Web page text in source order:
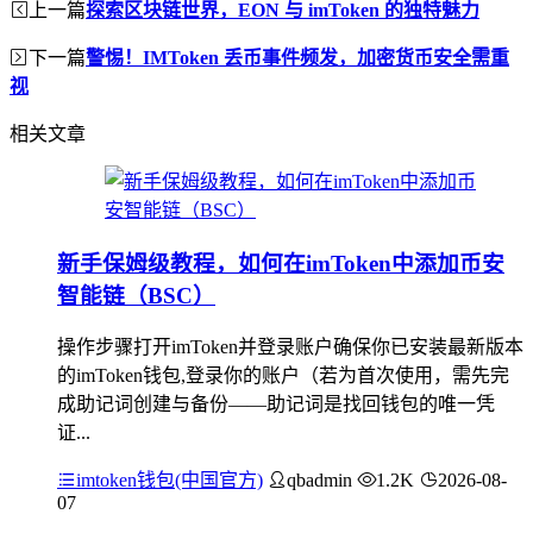
上一篇探索区块链世界，EON 与 imToken 的独特魅力
下一篇警惕！IMToken 丢币事件频发，加密货币安全需重
视
相关文章
新手保姆级教程，如何在imToken中添加币安
智能链（BSC）
操作步骤打开imToken并登录账户确保你已安装最新版本
的imToken钱包,登录你的账户（若为首次使用，需先完
成助记词创建与备份——助记词是找回钱包的唯一凭
证...
imtoken钱包(中国官方) qbadmin 1.2K
2026-08-
07